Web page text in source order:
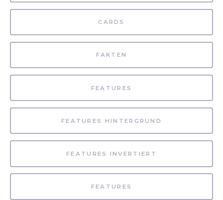
CARDS
FAKTEN
FEATURES
FEATURES HINTERGRUND
FEATURES INVERTIERT
FEATURES